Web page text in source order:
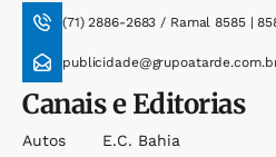
(71) 2886-2683 / Ramal 8585 |
Canais e Editorias
Autos
E.c. Bahia